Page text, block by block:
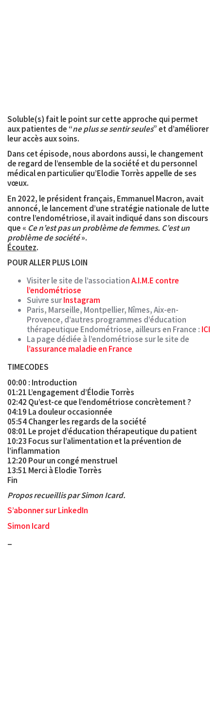
Soluble(s) fait le point sur cette approche qui permet
aux patientes de “ne plus se sentir seules” et d’améliorer
leur accès aux soins.
Dans cet épisode, nous abordons aussi, le changement
de regard de l’ensemble de lasociétéet du personnel
médicalen particulier qu’Elodie Torrès appelle de ses
vœux.
En 2022, le président français, Emmanuel Macron, avait
annoncé, le lancement d’une stratégie nationale de lutte
contre l’endométriose, il avait indiqué dans son discours
que « Ce n’est pas un problème de femmes. C’est un
problème de société».
Écoutez.
POUR ALLER PLUS LOIN
Visiter le site de l’associationA.I.M.E contre
l’endométriose
Suivre surInstagram
Paris, Marseille, Montpellier, Nîmes, Aix-en-
Provence, d’autres programmes d’éducation
thérapeutique Endométriose, ailleurs en France : ICI
La page dédiée à l’endométriose sur le site de
l’assurance maladie en France
TIMECODES
00:00 : Introduction
01:21 L’engagement d’Élodie Torrès
02:42 Qu’est-ce que l’endométriose concrètement ?
04:19 La douleur occasionnée
05:54 Changer les regards de la société
08:01 Le projet d’éducation thérapeutique du patient
10:23 Focus sur l’alimentation et la prévention de
l’inflammation
12:20 Pour un congé menstruel
13:51 Merci à Elodie Torrès
Fin
Propos recueillis par Simon Icard.
S’abonner sur LinkedIn
Simon Icard